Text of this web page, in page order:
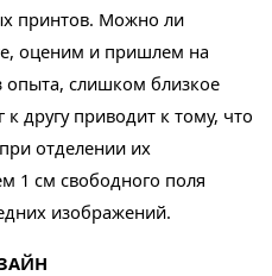
принтов. Можно ли
оценим и пришлем на
опыта, слишком близкое
другу приводит к тому, что
отделении их
1 см свободного поля
изображений.